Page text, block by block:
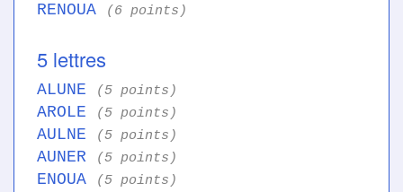
RENOUA (6 points)
5 lettres
ALUNE (5 points)
AROLE (5 points)
AULNE (5 points)
AUNER (5 points)
ENOUA (5 points)